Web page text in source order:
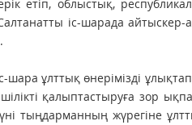
етіп, облыстық,
іс-шарада
шара ұлттық өнерімізді
қалыптастыруға зор
тыңдарманның жүрегіне